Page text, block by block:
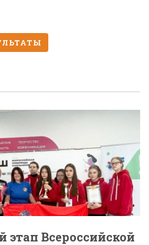
Всероссийской